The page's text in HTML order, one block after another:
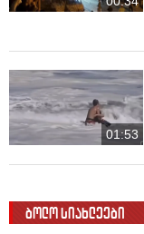
01:53
ბოლო სიახლეები